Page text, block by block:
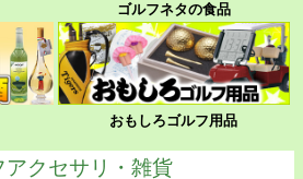
ゴルフネタの食品
おもしろゴルフ用品
アクセサリ・雑貨